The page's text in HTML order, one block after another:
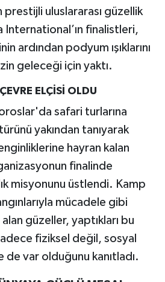
uluslararası güzellik
International’ın finalistleri,
ardından podyum ışıklarını
geleceği için yaktı.
ELÇİSİ OLDU
safari turlarına
yakından tanıyarak
hayran kalan
finalinde
misyonunu üstlendi. Kamp
mücadele gibi
güzeller, yaptıkları bu
fiziksel değil, sosyal
de var olduğunu kanıtladı.